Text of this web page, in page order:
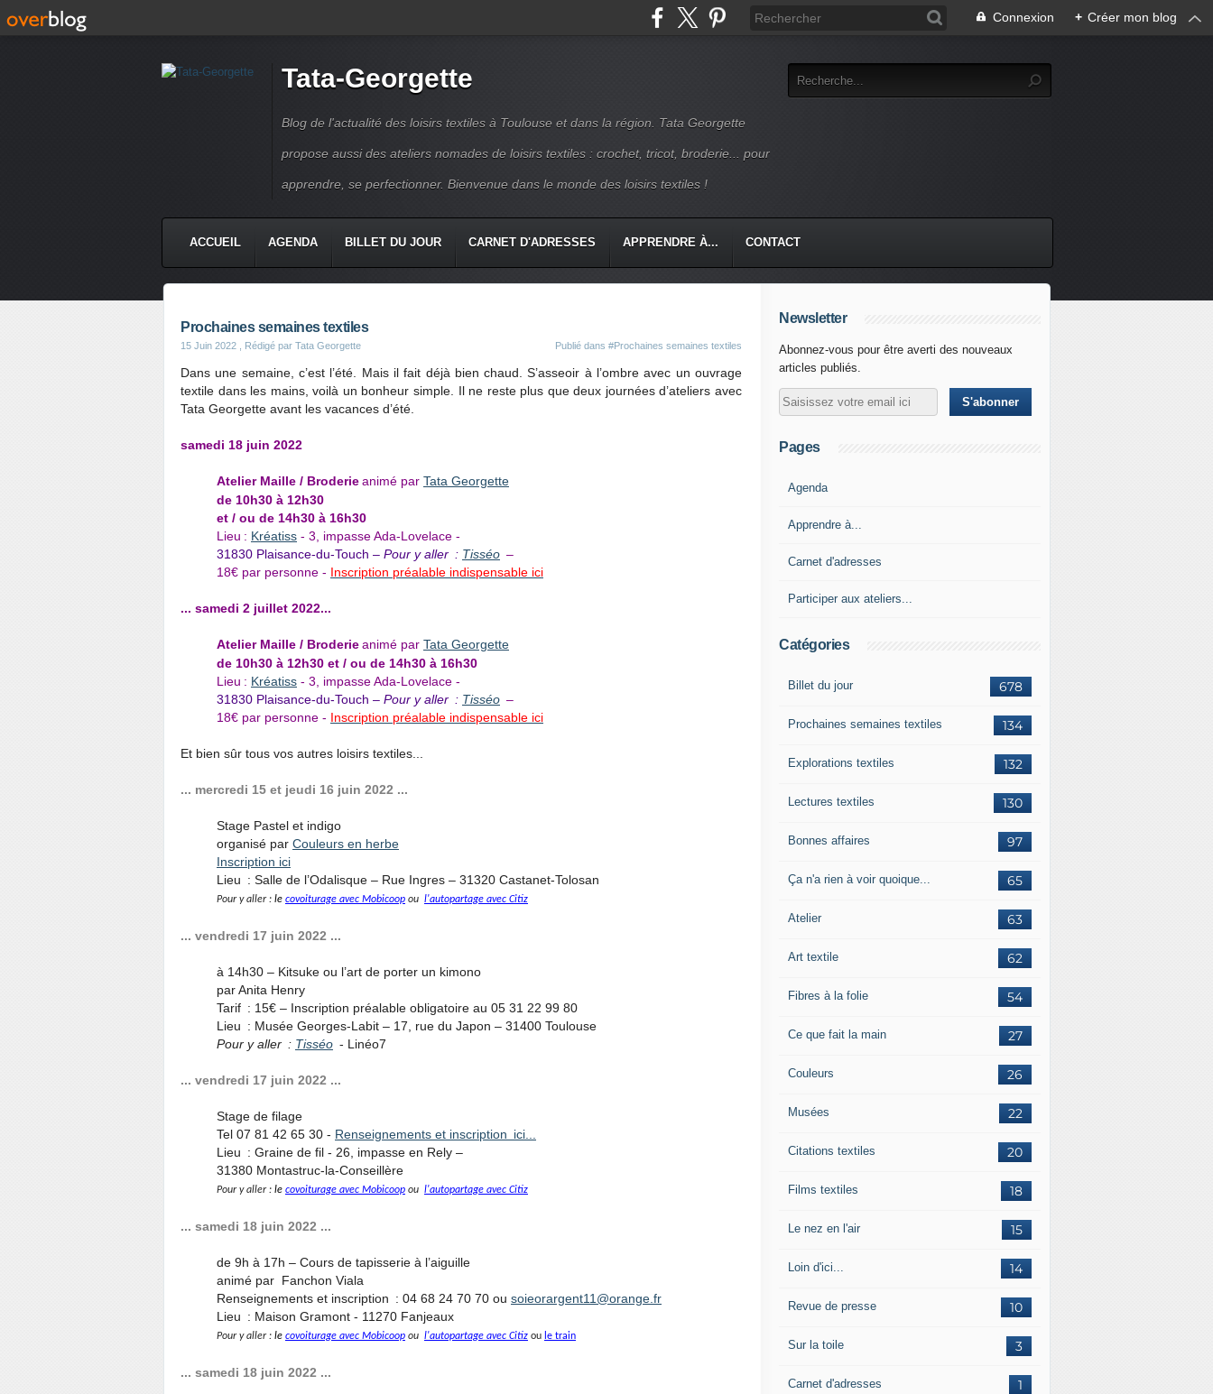
Connexion + Créer mon blog
Tata-Georgette
Blog de l'actualité des loisirs textiles à Toulouse et dans la région. Tata Georgette
propose aussi des ateliers nomades de loisirs textiles : crochet, tricot, broderie... pour
apprendre, se perfectionner. Bienvenue dans le monde des loisirs textiles !
ACCUEIL AGENDA BILLET DU JOUR CARNET D'ADRESSES APPRENDRE À... CONTACT
Prochaines semaines textiles
15 Juin 2022 , Rédigé par Tata Georgette Publié dans #Prochaines semaines textiles
Dans une semaine, c’est l’été. Mais il fait déjà bien chaud. S’asseoir à l’ombre avec un ouvrage
textile dans les mains, voilà un bonheur simple. Il ne reste plus que deux journées d’ateliers avec
Tata Georgette avant les vacances d’été.
samedi 18 juin 2022
Atelier Maille / Broderieanimé par Tata Georgette
de 10h30 à 12h30
et / ou de 14h30 à 16h30
Lieu : Kréatiss - 3, impasse Ada-Lovelace -
31830 Plaisance-du-Touch – Pour y aller : Tisséo –
18€ par personne - Inscription préalable indispensable ici
... samedi 2 juillet 2022...
Atelier Maille / Broderieanimé par Tata Georgette
de 10h30 à 12h30 et / ou de 14h30 à 16h30
Lieu : Kréatiss - 3, impasse Ada-Lovelace -
31830 Plaisance-du-Touch – Pour y aller : Tisséo –
18€ par personne - Inscription préalable indispensable ici
Et bien sûr tous vos autres loisirs textiles...
... mercredi 15 et jeudi 16 juin 2022 ...
Stage Pastel et indigo
organisé par Couleurs en herbe
Inscription ici
Lieu : Salle de l’Odalisque – Rue Ingres – 31320 Castanet-Tolosan
Pour y aller : le covoiturage avec Mobicoop ou l'autopartage avec Citiz
... vendredi 17 juin 2022 ...
à 14h30 – Kitsuke ou l’art de porter un kimono
par Anita Henry
Tarif : 15€ – Inscription préalable obligatoire au 05 31 22 99 80
Lieu : Musée Georges-Labit – 17, rue du Japon – 31400 Toulouse
Pour y aller : Tisséo - Linéo7
... vendredi 17 juin 2022 ...
Stage de filage
Tel 07 81 42 65 30 - Renseignements et inscription ici...
Lieu : Graine de fil - 26, impasse en Rely –
31380 Montastruc-la-Conseillère
Pour y aller : le covoiturage avec Mobicoop ou l'autopartage avec Citiz
... samedi 18 juin 2022 ...
de 9h à 17h – Cours de tapisserie à l’aiguille
animé par Fanchon Viala
Renseignements et inscription : 04 68 24 70 70 ou soieorargent11@orange.fr
Lieu : Maison Gramont - 11270 Fanjeaux
Pour y aller : le covoiturage avec Mobicoop ou l'autopartage avec Citiz ou le train
... samedi 18 juin 2022 ...
Newsletter
Abonnez-vous pour être averti des nouveaux
articles publiés.
Pages
Agenda
Apprendre à...
Carnet d'adresses
Participer aux ateliers...
Catégories
678
Billet du jour
134
Prochaines semaines textiles
132
Explorations textiles
130
Lectures textiles
97
Bonnes affaires
65
Ça n'a rien à voir quoique...
63
Atelier
62
Art textile
54
Fibres à la folie
27
Ce que fait la main
26
Couleurs
22
Musées
20
Citations textiles
18
Films textiles
15
Le nez en l'air
14
Loin d'ici...
10
Revue de presse
3
Sur la toile
1
Carnet d'adresses